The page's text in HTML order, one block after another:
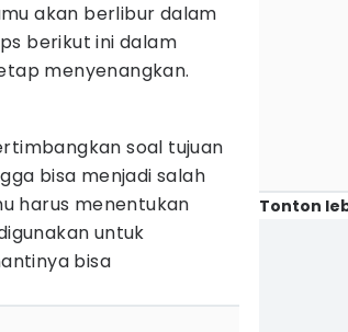
akan berlibur dalam
berikut ini dalam
menyenangkan.
soal tujuan
bisa menjadi salah
harus menentukan
untuk
bisa
Tonton